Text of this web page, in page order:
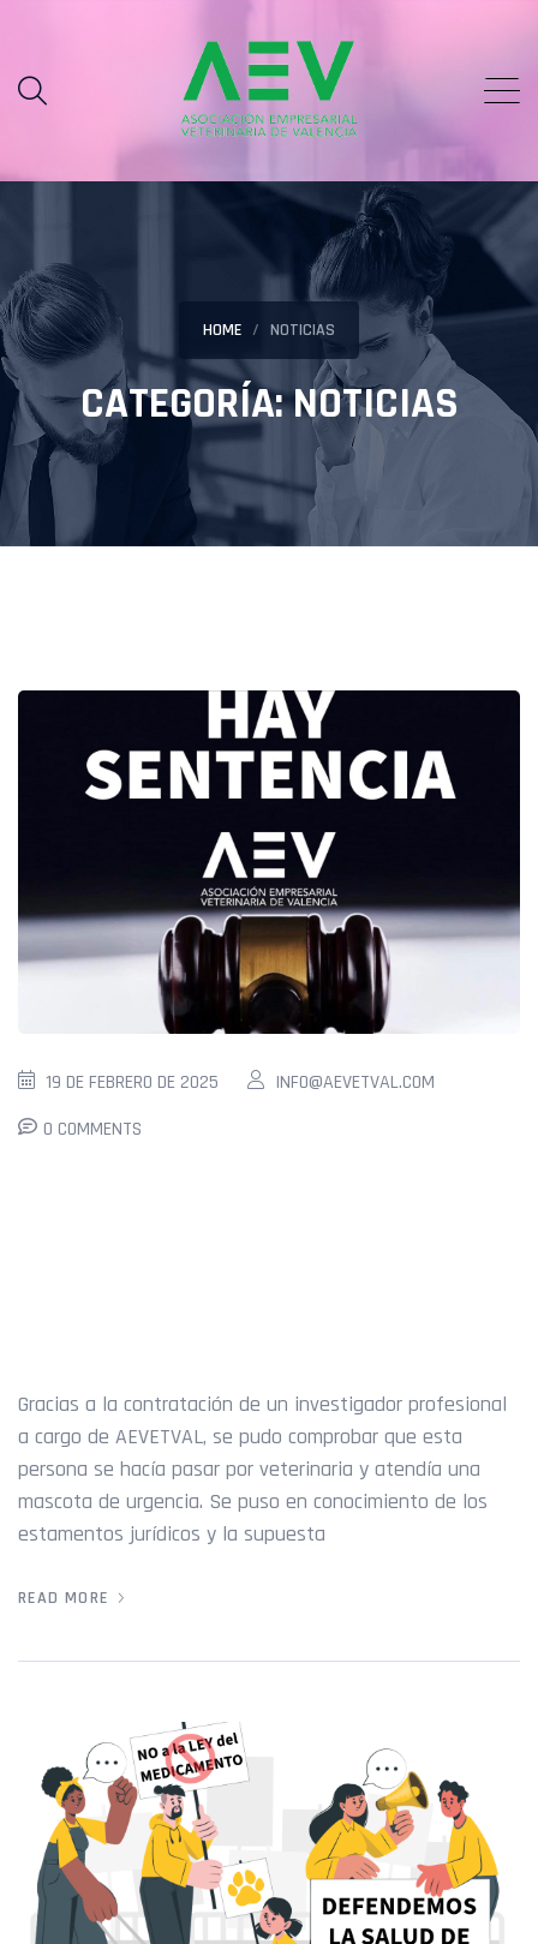
HOME NOTICIAS
CATEGORÍA:NOTICIAS
19 DE FEBRERO DE 2025
INFO@AEVETVAL.COM
0 COMMENTS
Gracias a la contratación de un investigador profesional
a cargo de AEVETVAL, se pudo comprobar que esta
persona se hacía pasar por veterinaria y atendía una
mascota de urgencia. Se puso en conocimiento de los
estamentos jurídicos y la supuesta
READ MORE